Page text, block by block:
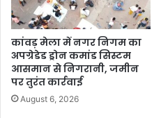
कांवड़ मेला में नगर निगम का
अपग्रेडेड ड्रोन कमांड सिस्टम
आसमान से निगरानी, जमीन
पर तुरंत कार्रवाई
August 6, 2026